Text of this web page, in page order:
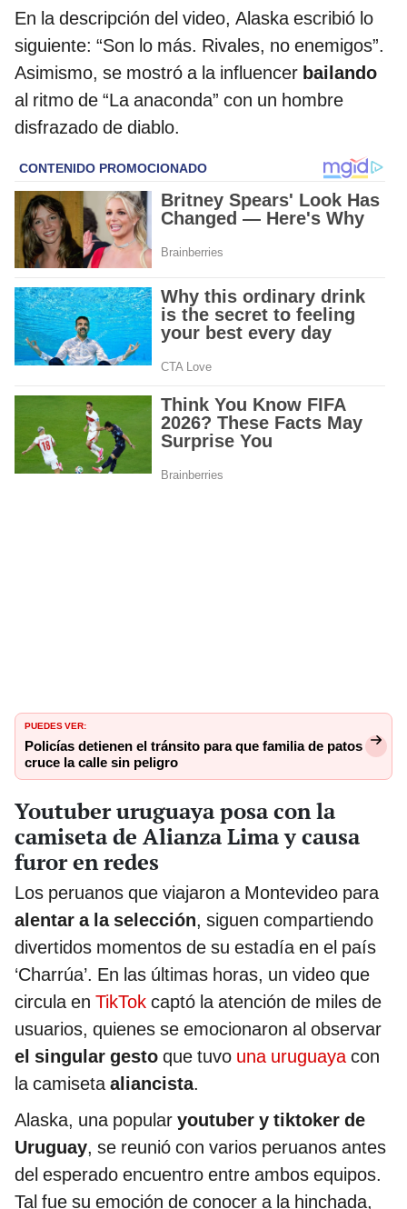
En la descripción del video, Alaska escribió lo
siguiente: “Son lo más. Rivales, no enemigos”.
Asimismo, se mostró a la influencer bailando
al ritmo de “La anaconda” con un hombre
disfrazado de diablo.
PUEDES VER:
Policías detienen el tránsito para que familia de patos
cruce la calle sin peligro
Youtuber uruguaya posa con la
camiseta de Alianza Lima y causa
furor en redes
Los peruanos que viajaron a Montevideo para
alentar a la selección, siguen compartiendo
divertidos momentos de su estadía en el país
‘Charrúa’. En las últimas horas, un video que
circula en TikTok captó la atención de miles de
usuarios, quienes se emocionaron al observar
el singular gesto que tuvo una uruguayacon
la camisetaaliancista.
Alaska, una popular youtuber y tiktoker de
Uruguay, se reunió con varios peruanos antes
del esperado encuentro entre ambos equipos.
Tal fue su emoción de conocer a la hinchada,